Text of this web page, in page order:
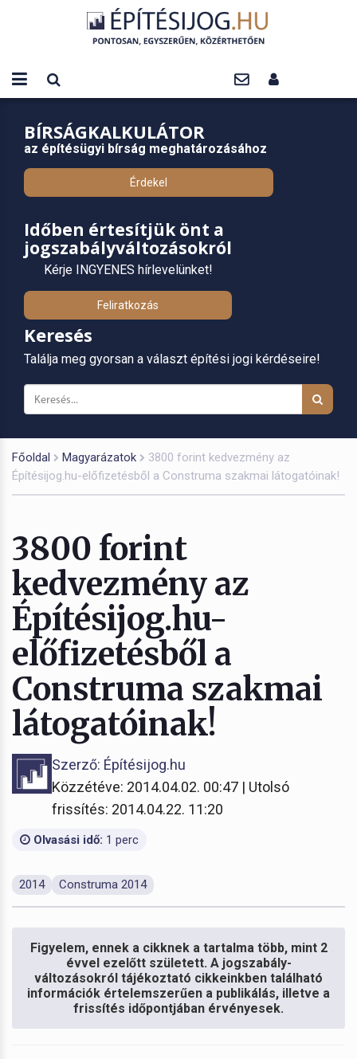
BÍRSÁGKALKULÁTOR
az építésügyi bírság meghatározásához
Érdekel
Időben értesítjük önt a
jogszabályváltozásokról
Kérje INGYENES hírlevelünket!
Feliratkozás
Keresés
Találja meg gyorsan a választ építési jogi kérdéseire!
Főoldal Magyarázatok
3800 forint kedvezmény az
Építésijog.hu-előfizetésből a Construma szakmai látogatóinak!
3800 forint
kedvezmény az
Építésijog.hu-
előfizetésből a
Construma szakmai
látogatóinak!
Szerző: Építésijog.hu
Közzétéve: 2014.04.02. 00:47 | Utolsó
frissítés: 2014.04.22. 11:20
Olvasási idő: 1 perc
2014 Construma 2014
Figyelem, ennek a cikknek a tartalma több, mint 2
évvel ezelőtt született. A jogszabály-
változásokról tájékoztató cikkeinkben található
információk értelemszerűen a publikálás, illetve a
frissítés időpontjában érvényesek.